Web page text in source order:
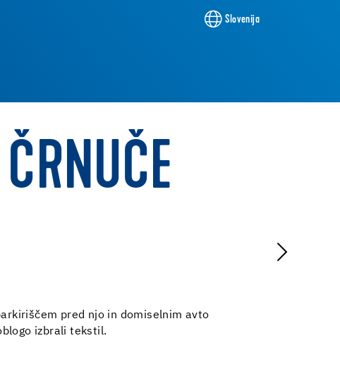
Slovenija
pred njo in domiselnim avto
izbrali tekstil.